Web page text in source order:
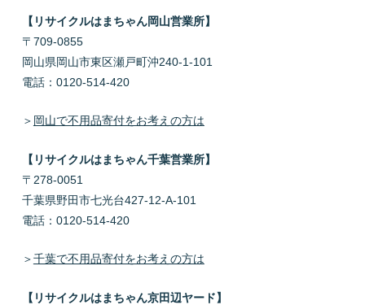
【リサイクルはまちゃん岡山営業所】
〒709-0855
岡山県岡山市東区瀬戸町沖240-1-101
電話：0120-514-420
＞ 岡山で不用品寄付をお考えの方は
【リサイクルはまちゃん千葉営業所】
〒278-0051
千葉県野田市七光台427-12-A-101
電話：0120-514-420
＞千葉で不用品寄付をお考えの方は
【リサイクルはまちゃん京田辺ヤード】